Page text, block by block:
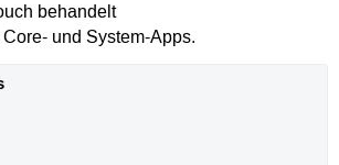
behandelt
und System-Apps.